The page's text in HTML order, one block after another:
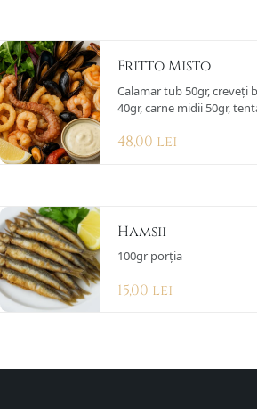
Fritto Misto
Calamar tub 50gr, creveți
40gr, carne midii 50gr,
mix salată 50gr, sos usturoi
48,00 lei
Hamsii
100gr porția
15,00 lei